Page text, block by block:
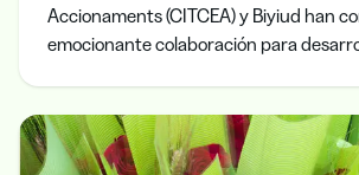
Accionaments (CITCEA) y Biyiud han
emocionante colaboración para